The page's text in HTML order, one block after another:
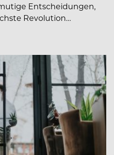
Entscheidungen,
Revolution…